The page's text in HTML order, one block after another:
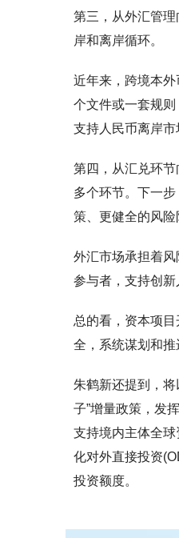
第三，从外汇管
岸和离岸循环。
近年来，跨境本
个文件或一套规则
支持人民币离岸市
第四，从汇兑环
多个环节。下一
策、更健全的风
外汇市场承担着
参与者，支持创新
总的看，资本项
全，系统谋划和推
朱鹤新还提到，
子”增量政策，发
支持境内主体全
化对外直接投资
投资额度。